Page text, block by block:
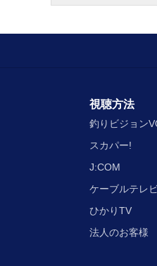
視聴方法
釣りビジョン
スカパー!
J:COM
ケーブルテレ
ひかりTV
法人のお客様